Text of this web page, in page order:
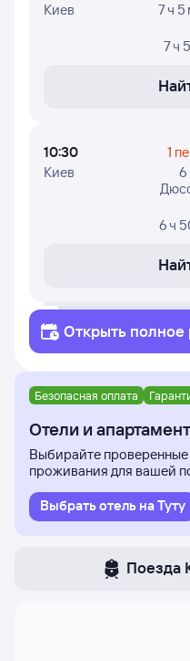
Киев 7 ч
7 ч
10:30
Киев
1
6
6 ч
Открыть полное
цлав
Безопасная оплата
Отели и
Выбирайте
проживания для вашей
Выбрать отель на Туту
Поезда